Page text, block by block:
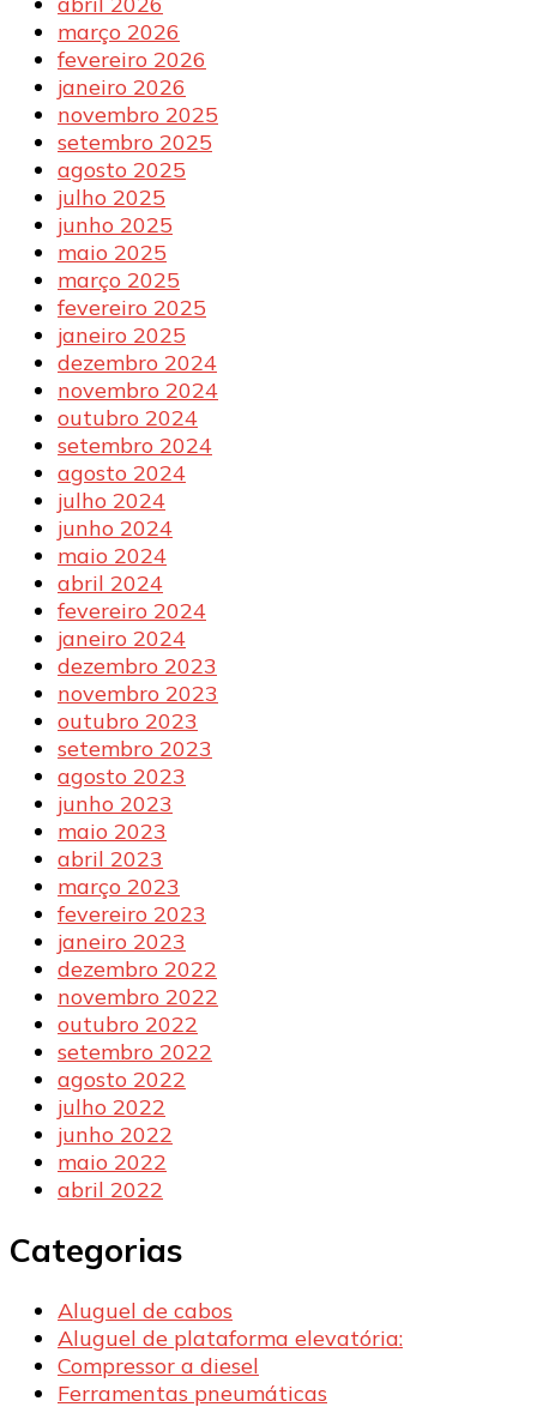
março 2026
fevereiro 2026
janeiro 2026
novembro 2025
setembro 2025
agosto 2025
julho 2025
junho 2025
maio 2025
março 2025
fevereiro 2025
janeiro 2025
dezembro 2024
novembro 2024
outubro 2024
setembro 2024
agosto 2024
julho 2024
junho 2024
maio 2024
abril 2024
fevereiro 2024
janeiro 2024
dezembro 2023
novembro 2023
outubro 2023
setembro 2023
agosto 2023
junho 2023
maio 2023
abril 2023
março 2023
fevereiro 2023
janeiro 2023
dezembro 2022
novembro 2022
outubro 2022
setembro 2022
agosto 2022
julho 2022
junho 2022
maio 2022
abril 2022
Categorias
Aluguel de cabos
Aluguel de plataforma elevatória:
Compressor a diesel
Ferramentas pneumáticas